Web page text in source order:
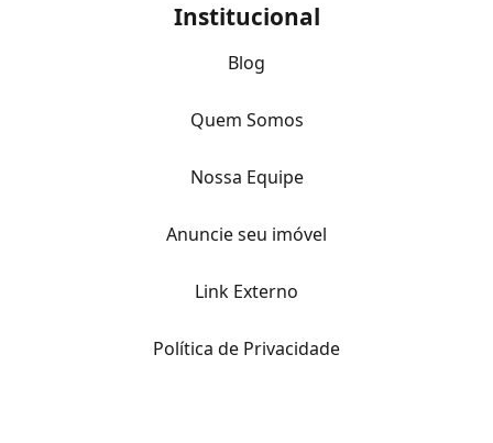
Institucional
Blog
Quem Somos
Nossa Equipe
Anuncie seu imóvel
Link Externo
Política de Privacidade